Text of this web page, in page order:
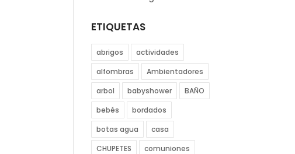
ETIQUETAS
abrigos
actividades
alfombras
Ambientadores
arbol
babyshower
BAÑO
bebés
bordados
botas agua
casa
CHUPETES
comuniones